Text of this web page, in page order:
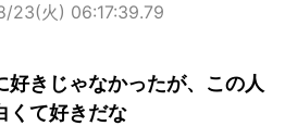
23(火) 06:17:39.79
好きじゃなかったが、この人
くて好きだな